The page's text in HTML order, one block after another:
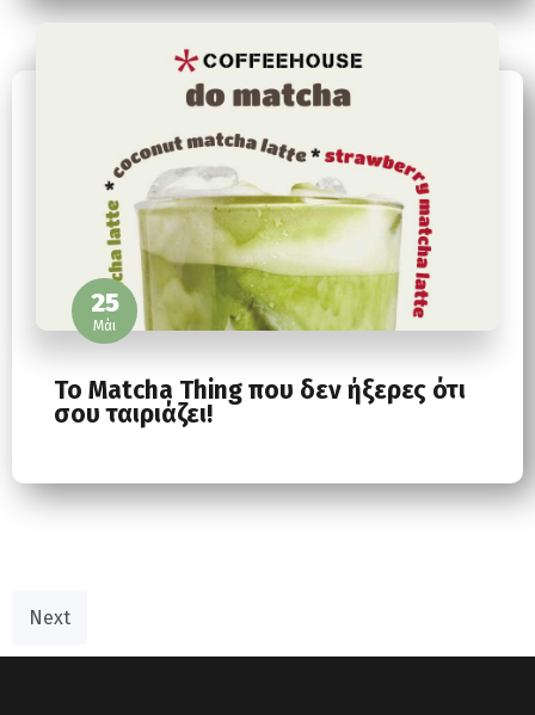
25
Μάι
Το Matcha Thing που δεν ήξερες ότι
σου ταιριάζει!
Next